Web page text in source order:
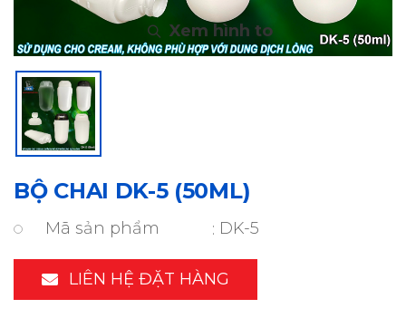
BỘ CHAI DK-5 (50ML)
Mã sản phẩm DK-5
LIÊN HỆ ĐẶT HÀNG